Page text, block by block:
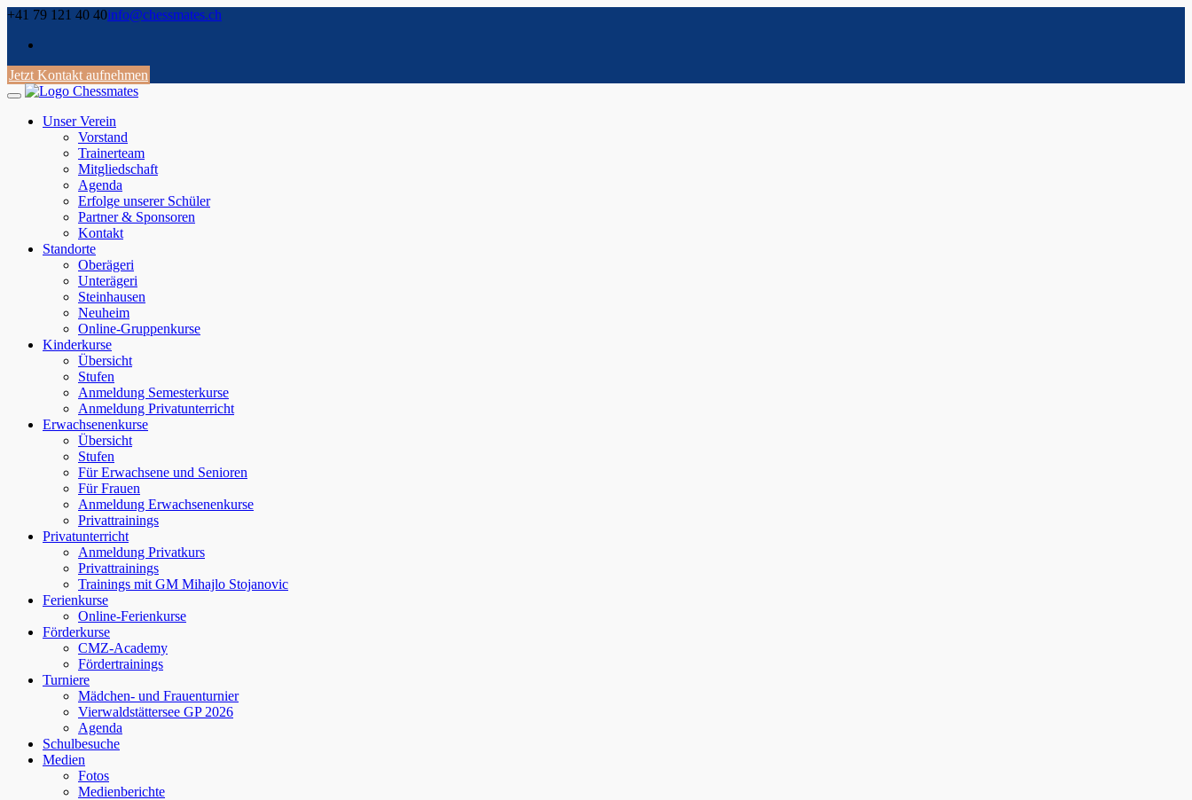
Skip
content
+41 79 121 40 40info@chessmates.ch
Jetzt Kontakt aufnehmen
Unser Verein
Vorstand
Trainerteam
Mitgliedschaft
Agenda
Erfolge unserer Schüler
Partner & Sponsoren
Kontakt
Standorte
Oberägeri
Unterägeri
Steinhausen
Neuheim
Online-Gruppenkurse
Kinderkurse
Übersicht
Stufen
Anmeldung Semesterkurse
Anmeldung Privatunterricht
Erwachsenenkurse
Übersicht
Stufen
Für Erwachsene und Senioren
Für Frauen
Anmeldung Erwachsenenkurse
Privattrainings
Privatunterricht
Anmeldung Privatkurs
Privattrainings
Trainings mit GM Mihajlo Stojanovic
Ferienkurse
Online-Ferienkurse
Förderkurse
CMZ-Academy
Fördertrainings
Turniere
Mädchen- und Frauenturnier
Vierwaldstättersee GP 2026
Agenda
Schulbesuche
Medien
Fotos
Medienberichte